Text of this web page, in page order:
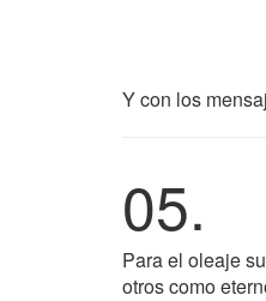
Y con los
05.
Para el oleaje
otros como